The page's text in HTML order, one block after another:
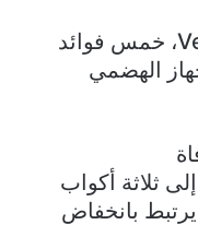
وبحسب موقع VeryWell Health، خمس فوائد
الهضمي
ثلاثة أكواب
يرتبط بانخفاض